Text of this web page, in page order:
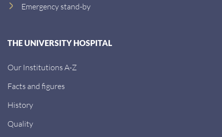
Emergency stand-by
THE UNIVERSITY HOSPITAL
Our Institutions A-Z
Facts and figures
History
Quality